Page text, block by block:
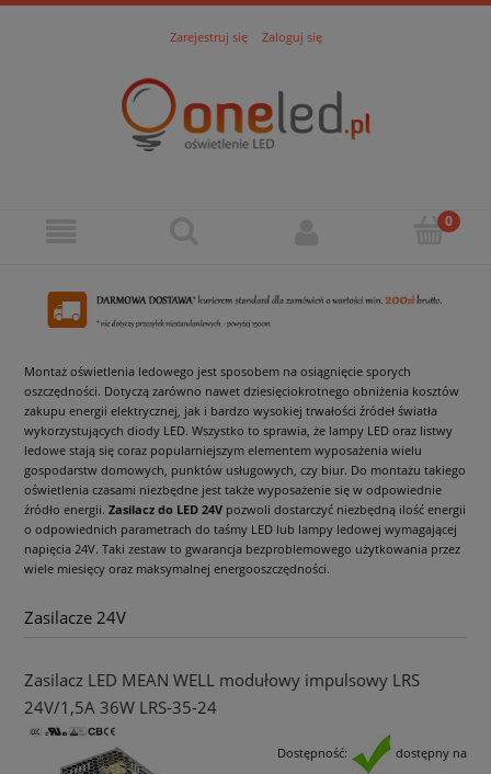
Zarejestruj się Zaloguj się
Montaż oświetlenia ledowego jest sposobem na osiągnięcie sporych
oszczędności. Dotyczą zarówno nawet dziesięciokrotnego obniżenia kosztów
zakupu energii elektrycznej, jak i bardzo wysokiej trwałości źródeł światła
wykorzystujących diody LED. Wszystko to sprawia, że lampy LED oraz listwy
ledowe stają się coraz popularniejszym elementem wyposażenia wielu
gospodarstw domowych, punktów usługowych, czy biur. Do montażu takiego
oświetlenia czasami niezbędne jest także wyposażenie się w odpowiednie
źródło energii. Zasilacz do LED 24V pozwoli dostarczyć niezbędną ilość energii
o odpowiednich parametrach do taśmy LED lub lampy ledowej wymagającej
napięcia 24V. Taki zestaw to gwarancja bezproblemowego użytkowania przez
wiele miesięcy oraz maksymalnej energooszczędności.
Zasilacze 24V
Zasilacz LED MEAN WELL modułowy impulsowy LRS
24V/1,5A 36W LRS-35-24
Dostępność:
dostępny na